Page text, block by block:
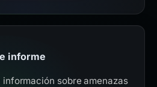
informe
información sobre amenazas